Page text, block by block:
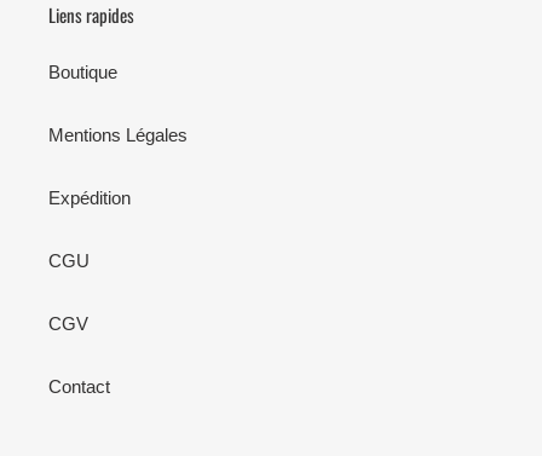
Liens rapides
Boutique
Mentions Légales
Expédition
CGU
CGV
Contact